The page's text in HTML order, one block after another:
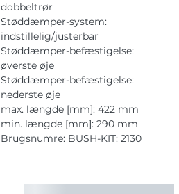
dobbeltrør
Støddæmper-system:
indstillelig/justerbar
Støddæmper-befæstigelse:
øverste øje
Støddæmper-befæstigelse:
nederste øje
max. længde [mm]: 422 mm
min. længde [mm]: 290 mm
Brugsnumre: BUSH-KIT: 2130